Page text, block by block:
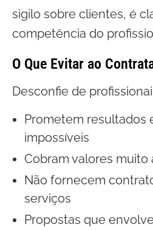
sigilo sobre clientes, é
competência do
O Que Evitar ao
Desconfie de
Prometem resultados
impossíveis
Cobram valores muito
Não fornecem
serviços
Propostas que